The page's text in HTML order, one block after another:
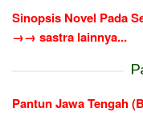
Sinopsis Novel Pada
→→ sastra lainnya...
Pantun Jawa Tengah